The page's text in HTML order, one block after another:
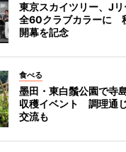
東京スカイツリー、Jリ
全60クラブカラーに
開幕を記念
食べる
墨田・東白鬚公園で寺
収穫イベント 調理通
交流も